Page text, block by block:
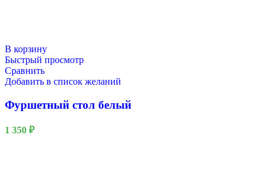
В корзину
Быстрый просмотр
Сравнить
Добавить в список желаний
Фуршетный стол белый
1 350 ₽